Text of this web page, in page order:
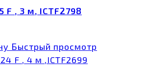
F , 3 м, ICTF2798
Быстрый просмотр